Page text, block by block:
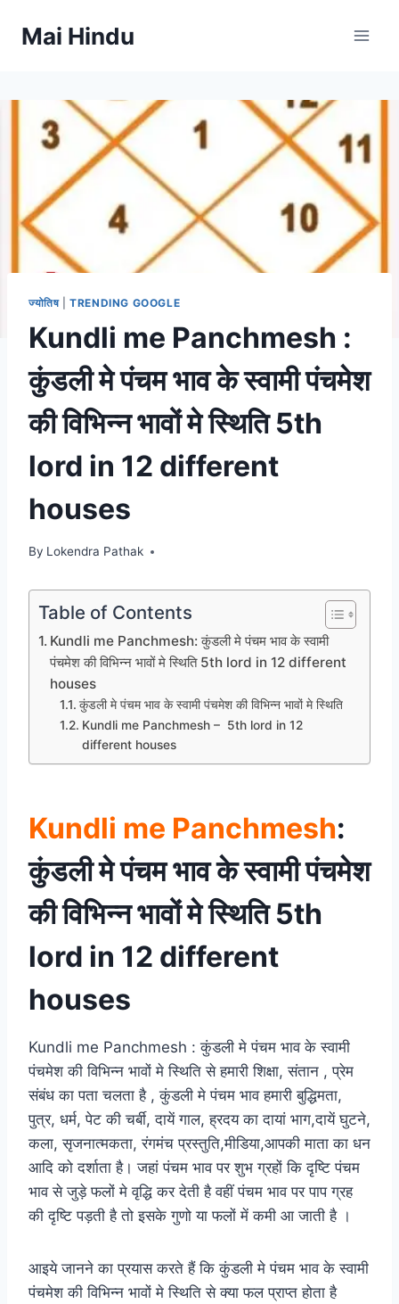
Mai Hindu
ज्योतिष|TRENDING GOOGLE
Kundli me Panchmesh :
कुंडली मे पंचम भाव के स्वामी पंचमेश
की विभिन्न भावों मे स्थिति 5th
lord in 12 different
houses
By Lokendra Pathak
Table of Contents
Kundli me Panchmesh: कुंडली मे पंचम भाव के स्वामी
पंचमेश की विभिन्न भावों मे स्थिति 5th lord in 12 different
houses
कुंडली मे पंचम भाव के स्वामी पंचमेश की विभिन्न भावों मे स्थिति
Kundli me Panchmesh – 5th lord in 12
different houses
Kundli me Panchmesh:
कुंडली मे पंचम भाव के स्वामी पंचमेश
की विभिन्न भावों मे स्थिति 5th
lord in 12 different
houses
Kundli me Panchmesh : कुंडली मे पंचम भाव के स्वामी
पंचमेश की विभिन्न भावों मे स्थिति से हमारी शिक्षा, संतान , प्रेम
संबंध का पता चलता है , कुंडली मे पंचम भाव हमारी बुद्धिमता,
पुत्र, धर्म, पेट की चर्बी, दायें गाल, ह्रदय का दायां भाग,दायें घुटने,
कला, सृजनात्मकता, रंगमंच प्रस्तुति,मीडिया,आपकी माता का धन
आदि को दर्शाता है। जहां पंचम भाव पर शुभ ग्रहों कि दृष्टि पंचम
भाव से जुड़े फलों मे वृद्धि कर देती है वहीं पंचम भाव पर पाप ग्रह
की दृष्टि पड़ती है तो इसके गुणो या फलों में कमी आ जाती है ।
आइये जानने का प्रयास करते हैं कि कुंडली मे पंचम भाव के स्वामी
पंचमेश की विभिन्न भावों मे स्थिति से क्या फल प्राप्त होता है